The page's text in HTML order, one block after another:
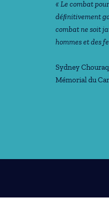
« Le combat
déﬁnitivement
combat ne soit
hommes et des
Sydney
Mémorial du